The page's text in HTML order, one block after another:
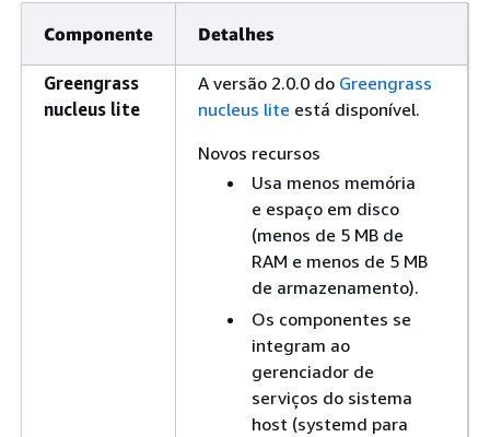
Componente Detalhes
Greengrass
nucleus lite
A versão 2.0.0 do Greengrass
nucleus lite está disponível.
Novos recursos
Usa menos memória
e espaço em disco
(menos de 5 MB de
RAM e menos de 5 MB
de armazenamento).
Os componentes se
integram ao
gerenciador de
serviços do sistema
host (systemd para